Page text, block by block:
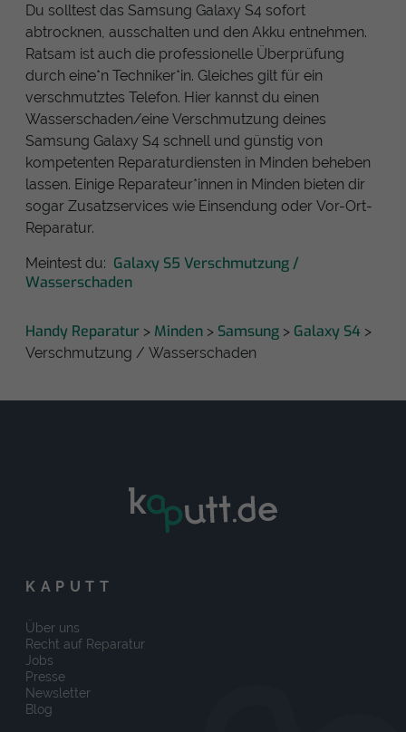
Du solltest das Samsung Galaxy S4 sofort
abtrocknen, ausschalten und den Akku entnehmen.
Ratsam ist auch die professionelle Überprüfung
durch eine*n Techniker*in. Gleiches gilt für ein
verschmutztes Telefon. Hier kannst du einen
Wasserschaden/eine Verschmutzung deines
Samsung Galaxy S4 schnell und günstig von
kompetenten Reparaturdiensten in Minden beheben
lassen. Einige Reparateur*innen in Minden bieten dir
sogar Zusatzservices wie Einsendung oder Vor-Ort-
Reparatur.
Meintest du: Galaxy S5 Verschmutzung /
Wasserschaden
Handy Reparatur > Minden > Samsung > Galaxy S4 >
Verschmutzung / Wasserschaden
KAPUTT
Über uns
Recht auf Reparatur
Jobs
Presse
Newsletter
Blog